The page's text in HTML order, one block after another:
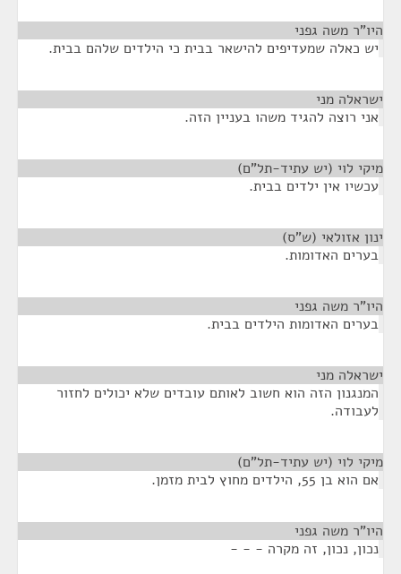
היו"ר משה גפני
יש כאלה שמעדיפים להישאר בבית כי הילדים שלהם בבית.
ישראלה מני
אני רוצה להגיד משהו בעניין הזה.
מיקי לוי (יש עתיד-תל"ם)
עכשיו אין ילדים בבית.
ינון אזולאי (ש"ס)
בערים האדומות.
היו"ר משה גפני
בערים האדומות הילדים בבית.
ישראלה מני
המנגנון הזה הוא חשוב לאותם עובדים שלא יכולים לחזור
לעבודה.
מיקי לוי (יש עתיד-תל"ם)
אם הוא בן 55, הילדים מחוץ לבית מזמן.
היו"ר משה גפני
נכון, נכון, זה מקרה - - -